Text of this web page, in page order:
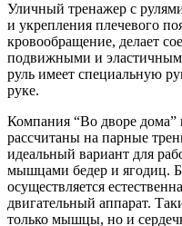
Уличный тренажер с
и укрепления плечевого
кровообращение, делает
подвижными и
руль имеет специальную
руке.
Компания “Во дворе дома”
рассчитаны на парные
идеальный вариант для
мышцами бедер и ягодиц.
осуществляется
двигательный аппарат.
только мышцы, но и